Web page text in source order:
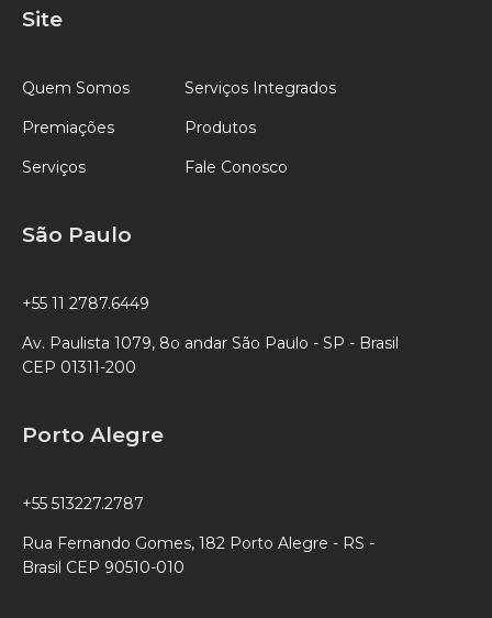
Site
Quem Somos
Premiações
Serviços
Serviços Integrados
Produtos
Fale Conosco
São Paulo
+55 11 2787.6449
Av. Paulista 1079, 8o andar São Paulo - SP - Brasil
CEP 01311-200
Porto Alegre
+55 513227.2787
Rua Fernando Gomes, 182 Porto Alegre - RS -
Brasil CEP 90510-010